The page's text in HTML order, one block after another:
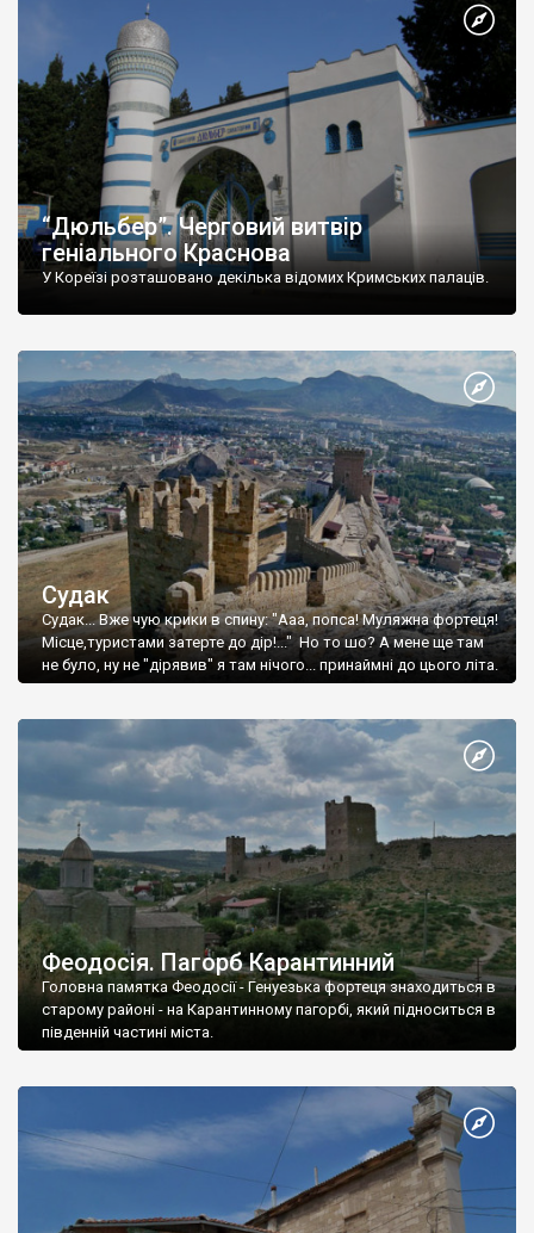
“Дюльбер”. Черговий витвір
геніального Краснова
У Кореїзі розташовано декілька відомих Кримських палаців.
Судак
Судак... Вже чую крики в спину: "Ааа, попса! Муляжна фортеця!
Місце,туристами затерте до дір!..." Но то шо? А мене ще там
не було, ну не "дірявив" я там нічого... принаймні до цього літа.
Феодосія. Пагорб Карантинний
Головна памятка Феодосії - Генуезька фортеця знаходиться в
старому районі - на Карантинному пагорбі, який підноситься в
південній частині міста.